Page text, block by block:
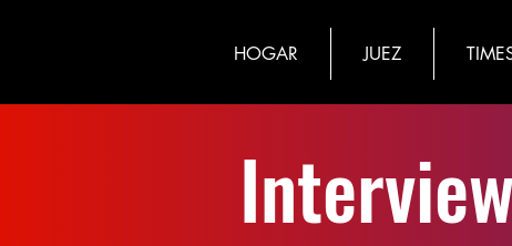
HOGAR JUEZ
​Interview